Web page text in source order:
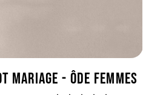
MARIAGE - ÔDE FEMMES